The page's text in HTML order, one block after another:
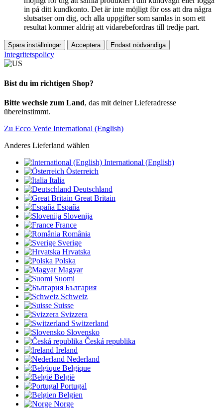
in på ditt kundkonto. Det är inte möjligt för oss att dra några
slutsatser om dig, och alla uppgifter som samlas in som ett
resultat kommer aldrig att vidarebefordras till tredje part.
Spara inställningar Acceptera Endast nödvändiga
Integritetspolicy
Bist du im richtigen Shop?
Bitte wechsle zum Land, das mit deiner Lieferadresse
übereinstimmt.
Zu Ecco Verde International (English)
Anderes Lieferland wählen
International (English)
Österreich
Italia
Deutschland
Great Britain
España
Slovenija
France
România
Sverige
Hrvatska
Polska
Magyar
Suomi
България
Schweiz
Suisse
Svizzera
Switzerland
Slovensko
Česká republika
Ireland
Nederland
Belgique
België
Portugal
Belgien
Norge